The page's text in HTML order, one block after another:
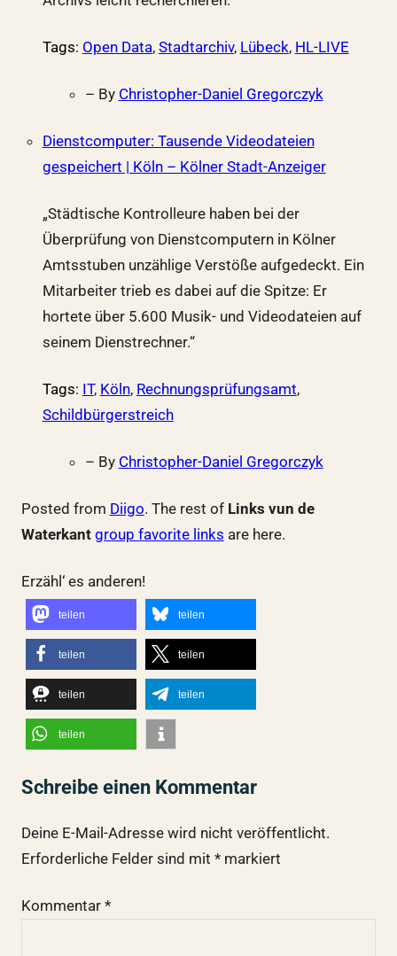
Tags: Open Data, Stadtarchiv, Lübeck, HL-LIVE
– By Christopher-Daniel Gregorczyk
Dienstcomputer: Tausende Videodateien
gespeichert | Köln – Kölner Stadt-Anzeiger
„Städtische Kontrolleure haben bei der
Überprüfung von Dienstcomputern in Kölner
Amtsstuben unzählige Verstöße aufgedeckt. Ein
Mitarbeiter trieb es dabei auf die Spitze: Er
hortete über 5.600 Musik- und Videodateien auf
seinem Dienstrechner.“
Tags: IT, Köln, Rechnungsprüfungsamt,
Schildbürgerstreich
– By Christopher-Daniel Gregorczyk
Posted from Diigo. The rest of Links vun de
Waterkant group favorite links are here.
Erzähl‘ es anderen!
teilen teilen
teilen teilen
teilen teilen
teilen
Schreibe einen Kommentar
Deine E-Mail-Adresse wird nicht veröffentlicht.
Erforderliche Felder sind mit *markiert
Kommentar *